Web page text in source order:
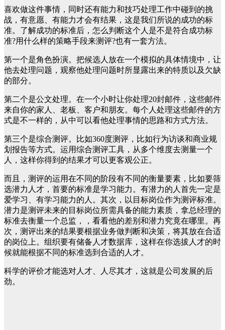
喜欢做这件事情，同时还有能力和技巧处理工作中碰到的挑
战，有意愿、有能力才会有结果，这是我们所说的成功的标
准。了解成功的标准后，怎么判断这个人是不是符合成功标
准?用什么样的策略手段来测评?也有一套方法。
第一个是角色扮演。把候选人放在一个模拟的具体情境中，让
他去处理问题，观察他处理问题时所显露出来的特质以及欠缺
的部分。
第二个是公文处理。在一个小时让你处理20封邮件，这些邮件
来自你的家人、老板、客户和朋友。每个人处理这些邮件的方
式是不一样的，从中可以看他处理事情的思路和方式方法。
第三个是综合测评。比如360度测评，比如行为访谈和商业规
划报告等方式。运用综合测评工具，从多个维度去测量一个
人，这样你得到的结果才可以更客观公正。
而且，测评的运用在不同的阶段有不同的衡量要素，比如要筛
选潜力人才，首要的标准是学习能力。有潜力的人首先一定是
爱学习、有学习能力的人。其次，以目标岗位作为测评标准。
潜力是测评未来的目标岗位所需具备的能力素质，拿总经理的
标准去衡量一个总监，，看看他的差别和潜力究竟在哪里。再
次，测评出来的结果要根据业务做判断和决策，将其放在合适
的岗位上。组织要有储备人才数据库，这样在你选拔人才的时
候就能根据不同的标准选到合适的人才。
科学的评价才能选对人才、人尽其才，这就是公司发展的后
劲。